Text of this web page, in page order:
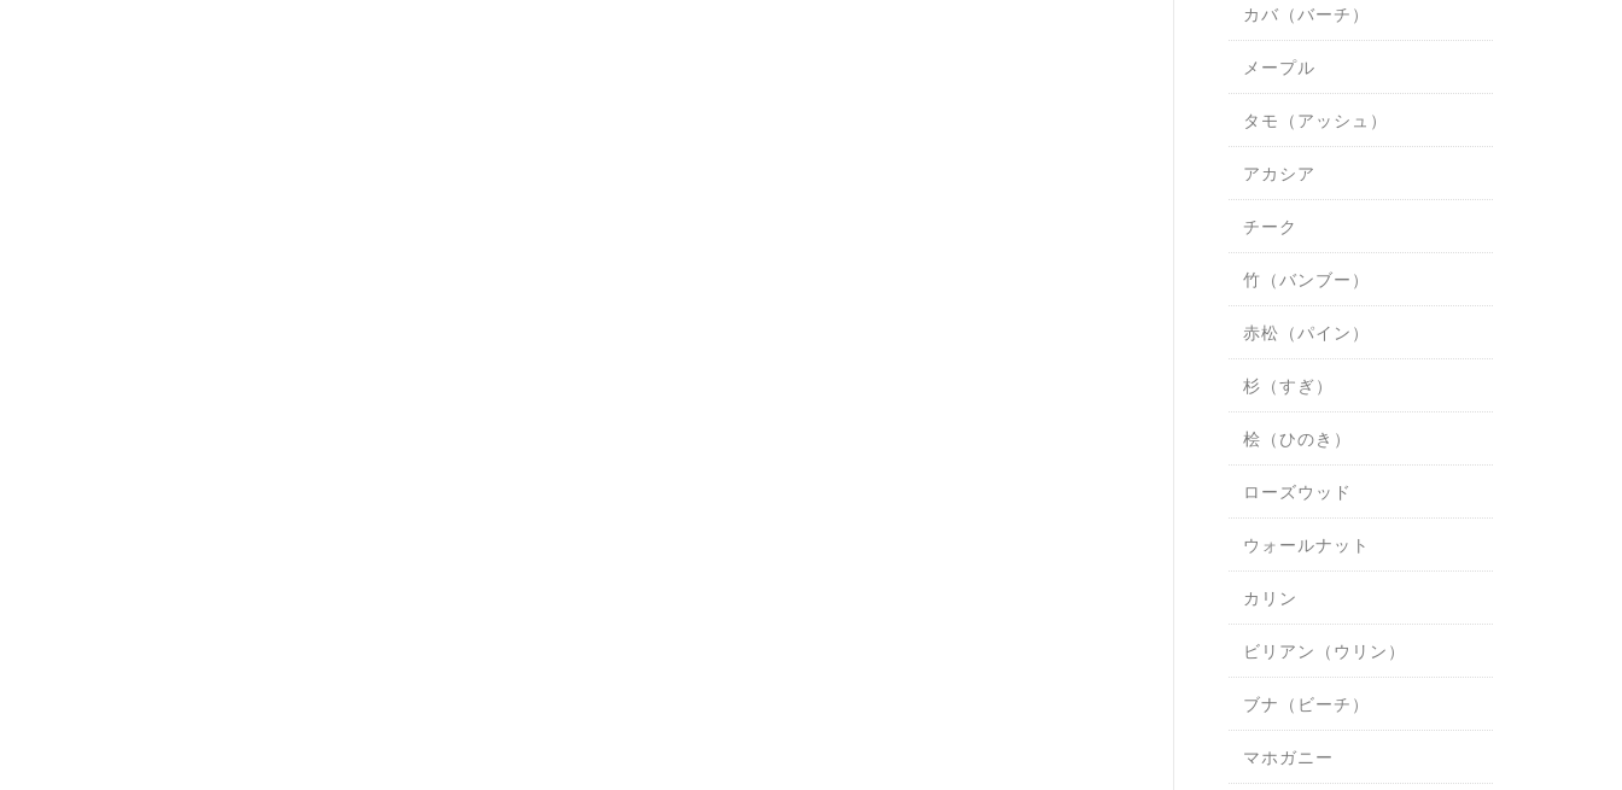
カバ（バーチ）
メープル
タモ（アッシュ）
アカシア
チーク
竹（バンブー）
赤松（パイン）
杉（すぎ）
桧（ひのき）
ローズウッド
ウォールナット
カリン
ビリアン（ウリン）
ブナ（ビーチ）
マホガニー